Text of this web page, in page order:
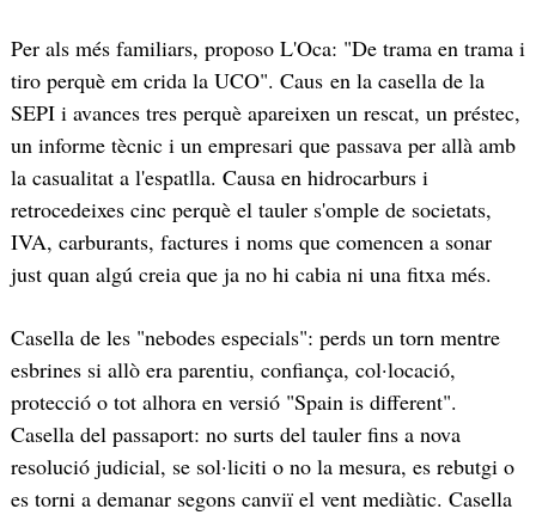
Per als més familiars, proposo L'Oca: "De trama en trama i
tiro perquè em crida la UCO". Caus en la casella de la
SEPI i avances tres perquè apareixen un rescat, un préstec,
un informe tècnic i un empresari que passava per allà amb
la casualitat a l'espatlla. Causa en hidrocarburs i
retrocedeixes cinc perquè el tauler s'omple de societats,
IVA, carburants, factures i noms que comencen a sonar
just quan algú creia que ja no hi cabia ni una fitxa més.
Casella de les "nebodes especials": perds un torn mentre
esbrines si allò era parentiu, confiança, col·locació,
protecció o tot alhora en versió "Spain is different".
Casella del passaport: no surts del tauler fins a nova
resolució judicial, se sol·liciti o no la mesura, es rebutgi o
es torni a demanar segons canviï el vent mediàtic. Casella